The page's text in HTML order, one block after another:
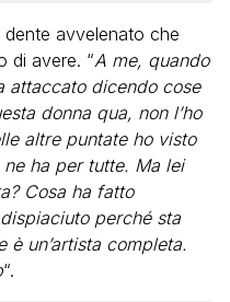
avvelenato che
di avere. “A me, quando
attaccato dicendo cose
donna qua, non l’ho
altre puntate ho visto
ha per tutte. Ma lei
Cosa ha fatto
perché sta
è un’artista completa.
“.